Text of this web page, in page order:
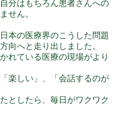
分はもちろん患者さんへの
せん。
本の医療界のこうした問題
向へと走り出しました。
れている医療の現場がより
「楽しい」、「会話するのが
としたら、毎日がワクワク